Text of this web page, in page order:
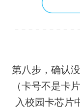
第八步，确认
（卡号不是卡
入校园卡芯片